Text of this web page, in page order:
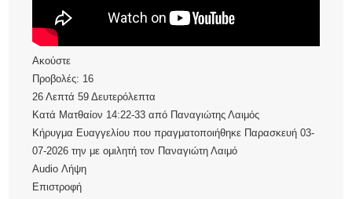
Ακούστε
Προβολές: 16
26 Λεπτά 59 Δευτερόλεπτα
Κατά Ματθαίον 14:22-33 από Παναγιώτης Λαιμός
Κήρυγμα Ευαγγελίου που πραγματοποιήθηκε Παρασκευή 03-
07-2026 την με ομιλητή τον Παναγιώτη Λαιμό
Audio Λήψη
Επιστροφή